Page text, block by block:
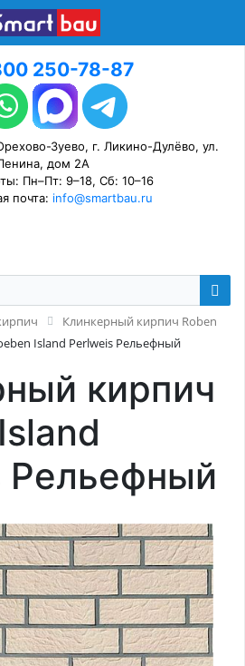
250-78-87
Зуево, г. Ликино-Дулёво, ул.
дом 2А
Пн–Пт: 9–18, Сб: 10–16
почта: info@smartbau.ru
Клинкерный кирпич Roben
Island Perlweis Рельефный
кирпич
Рельефный